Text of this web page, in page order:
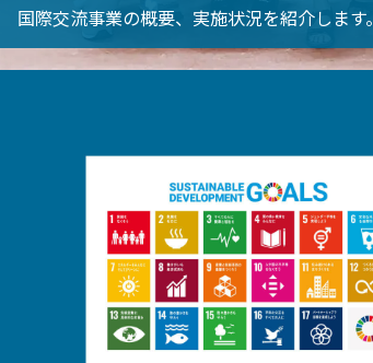
国際交流事業の概要、実施状況を紹介します。